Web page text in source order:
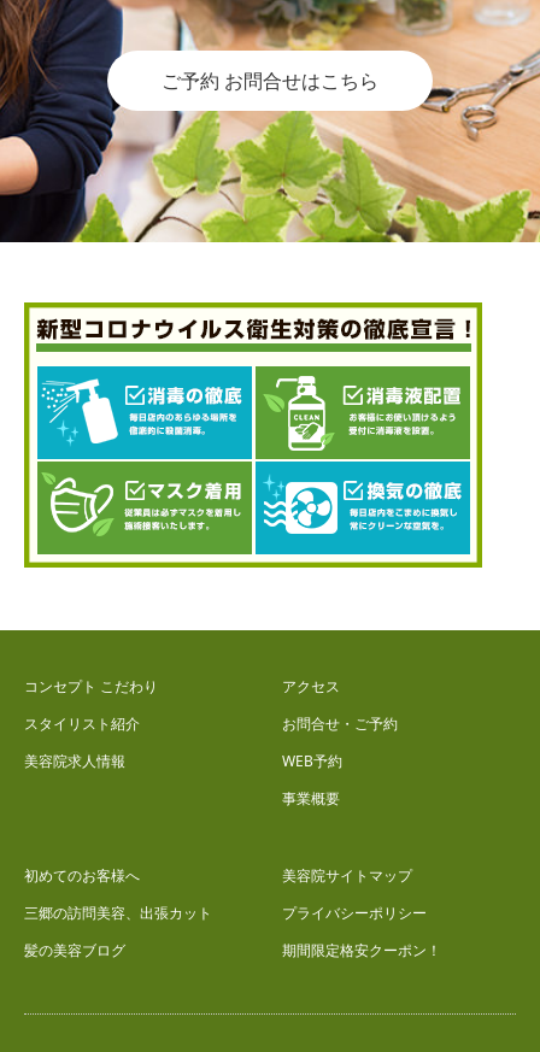
ご予約 お問合せはこちら
コンセプト こだわり
スタイリスト紹介
美容院求人情報
アクセス
お問合せ・ご予約
WEB予約
事業概要
初めてのお客様へ
三郷の訪問美容、出張カット
髪の美容ブログ
美容院サイトマップ
プライバシーポリシー
期間限定格安クーポン！